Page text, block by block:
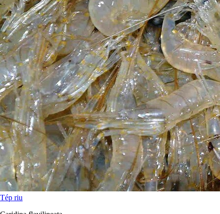
Tép riu